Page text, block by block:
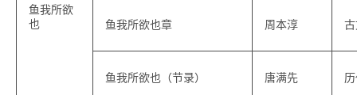
鱼我所欲
也
鱼我所欲也章 周本淳
鱼我所欲也（节录） 唐满先